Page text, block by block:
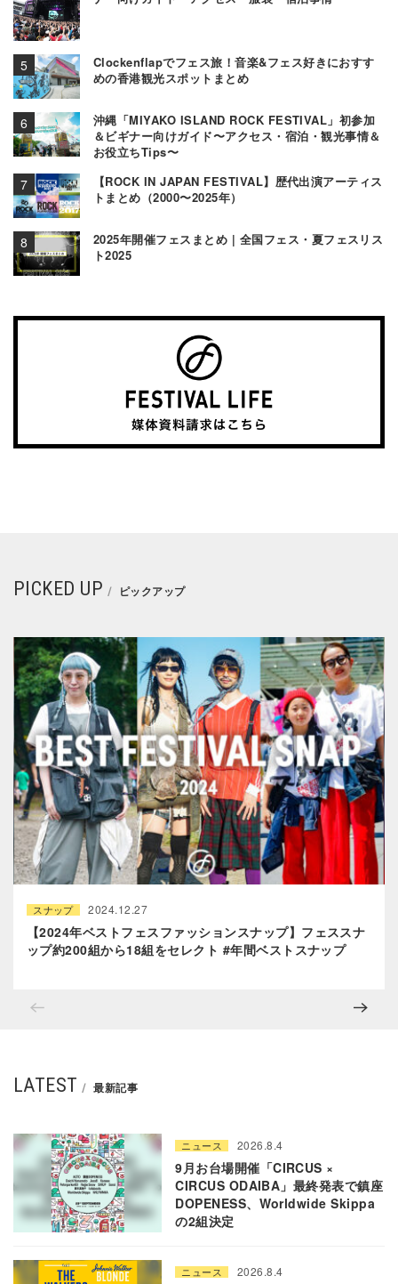
Clockenflapでフェス旅！音楽&フェス好きにおすす
めの香港観光スポットまとめ
沖縄「MIYAKO ISLAND ROCK FESTIVAL」初参加
＆ビギナー向けガイド〜アクセス・宿泊・観光事情＆
お役立ちTips〜
【ROCK IN JAPAN FESTIVAL】歴代出演アーティス
トまとめ（2000〜2025年）
2025年開催フェスまとめ | 全国フェス・夏フェスリス
ト2025
PICKED UP ピックアップ
スナップ 2024.12.27
【2024年ベストフェスファッションスナップ】フェススナ
ップ約200組から18組をセレクト #年間ベストスナップ
LATEST 最新記事
ニュース 2026.8.4
9月お台場開催「CIRCUS ×
CIRCUS ODAIBA」最終発表で鎮座
DOPENESS、Worldwide Skippa
の2組決定
ニュース 2026.8.4